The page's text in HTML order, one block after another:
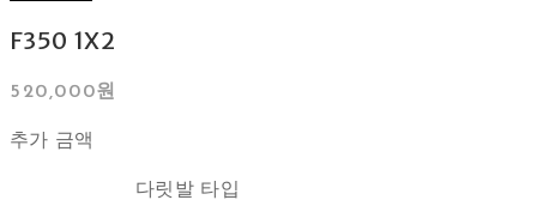
F350 1X2
520,000원
추가 금액
다릿발 타입